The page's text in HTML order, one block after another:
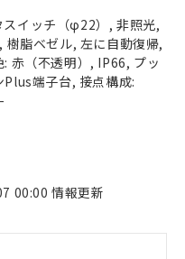
スイッチ（φ22）, 非照光,
樹脂ベゼル, 左に自動復帰,
: 赤（不透明）, IP66, プッ
Plus端子台, 接点構成:
00:00 情報更新